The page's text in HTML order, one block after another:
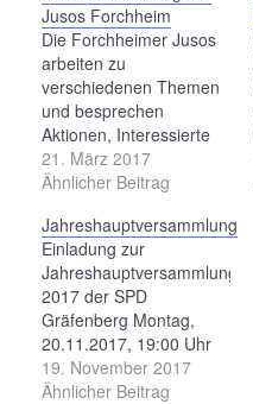
Jusos Forchheim
Die Forchheimer Jusos
arbeiten zu
verschiedenen Themen
und besprechen
Aktionen, Interessierte
sind eingeladen vorbei
zu schauen.
21. März 2017
Ähnlicher Beitrag
Jahreshauptversammlung
Einladung zur
Jahreshauptversammlung
2017 der SPD
Gräfenberg Montag,
20.11.2017, 19:00 Uhr
Sky-Bar - Bierstüberl
beim Aal, Thuisbrunn 58
19. November 2017
Ähnlicher Beitrag